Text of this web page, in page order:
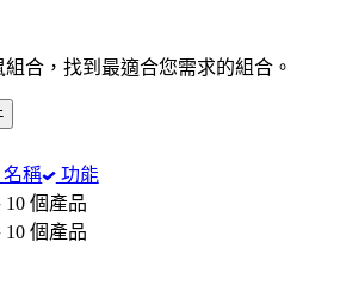
合，找到最適合您需求的組合。
名稱
功能
個產品
個產品